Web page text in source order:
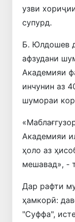
узви
супурд.
Б. Юлдошев
афзудани
Академияи
инчунин аз
шумораи
Академияи
ҳоло аз
мешавад», -
Дар рафти
ҳамкорӣ:
"Суффа",